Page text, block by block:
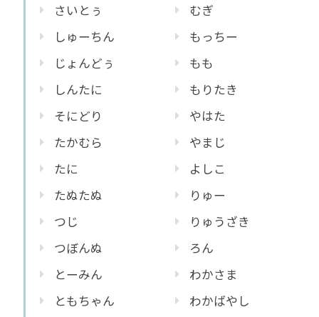
さいとぅ
しゅーちん
じょんどぅ
しんたに
そにどり
たかむら
たに
たぬたぬ
つじ
つぼんぬ
とーみん
ともちゃん
むぎ
もっちー
もも
もりたき
やはた
やまじ
よしこ
りゅー
りゅうざき
ろん
わかさま
わかばやし